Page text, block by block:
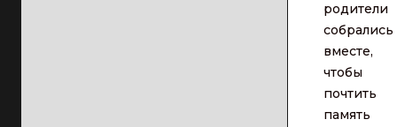
родители
собрались
вместе,
чтобы
почтить
память